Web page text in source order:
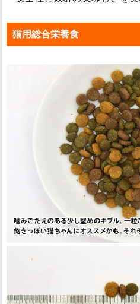
猫用総合栄養食